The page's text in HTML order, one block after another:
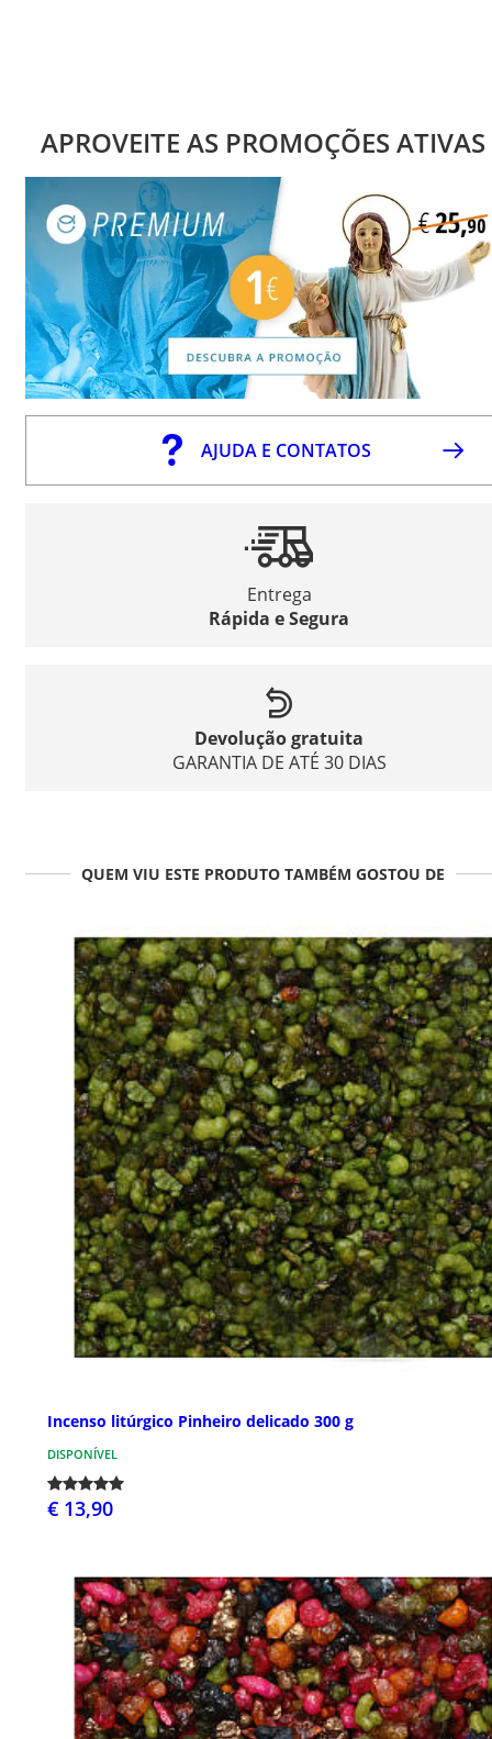
APROVEITE AS PROMOÇÕES ATIVAS
AJUDA E CONTATOS
Entrega
Rápida e Segura
Devolução gratuita
GARANTIA DE ATÉ 30 DIAS
QUEM VIU ESTE PRODUTO TAMBÉM GOSTOU DE
Incenso litúrgico Pinheiro delicado 300 g
DISPONÍVEL
€ 13,90